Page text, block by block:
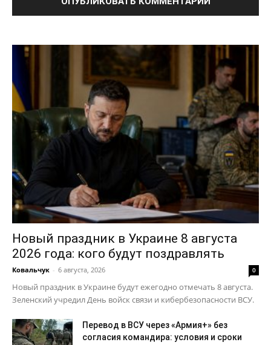
Новый праздник в Украине 8 августа
2026 года: кого будут поздравлять
Ковальчук - 6 августа, 2026 0
Новый праздник в Украине будут ежегодно отмечать 8 августа.
Зеленский учредил День войск связи и кибербезопасности ВСУ.
Перевод в ВСУ через «Армия+» без
согласия командира: условия и сроки